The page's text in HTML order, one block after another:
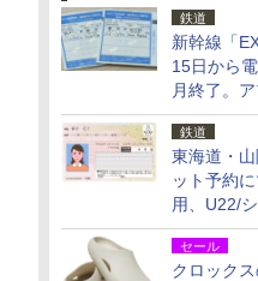
鉄道
新幹線「
15日から
月終了。
も確認可
鉄道
東海道・
ット予約
用、U22/
を9月15日
セール
クロック